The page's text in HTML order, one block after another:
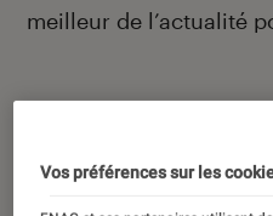
meilleur de l’actualité
Netflix Marvel
Vos préférences sur les